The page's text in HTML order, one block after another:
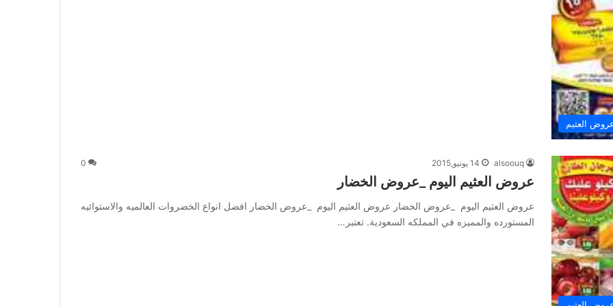
العثيم
alsoouq 14 يونيو,2015 0
عروض العثيم اليوم _عروض الخضار
عروض العثيم اليوم _عروض الخضار عروض العثيم اليوم _عروض الخضار افضل انواع الخضروات العالميه والاستوائيه
المستورده والمميزه في المملكه السعودية. تعتبر…